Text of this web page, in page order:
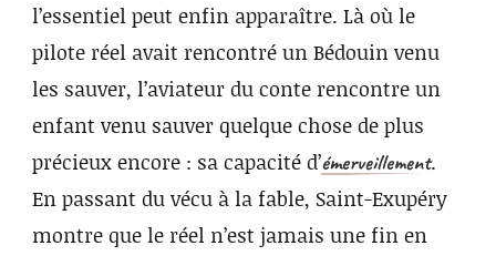
l’essentiel peut enfin apparaître. Là où le
pilote réel avait rencontré un Bédouin venu
les sauver, l’aviateur du conte rencontre un
enfant venu sauver quelque chose de plus
précieux encore : sa capacité d’émerveillement.
En passant du vécu à la fable, Saint-Exupéry
montre que le réel n’est jamais une fin en